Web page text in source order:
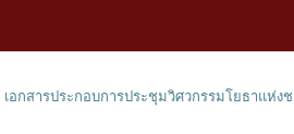
เอกสารประกอบการประชุมวิศวกรรมโยธาแห่ง